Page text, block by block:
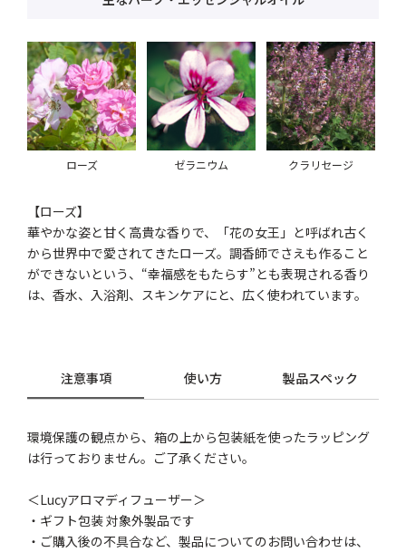
ローズ ゼラニウム クラリセージ
【ローズ】
華やかな姿と甘く高貴な香りで、「花の女王」と呼ばれ古く
から世界中で愛されてきたローズ。調香師でさえも作ること
ができないという、“幸福感をもたらす”とも表現される香り
は、香水、入浴剤、スキンケアにと、広く使われています。
注意事項 使い方 製品スペック
環境保護の観点から、箱の上から包装紙を使ったラッピング
は行っておりません。ご了承ください。
＜Lucyアロマディフューザー＞
・ギフト包装 対象外製品です
・ご購入後の不具合など、製品についてのお問い合わせは、